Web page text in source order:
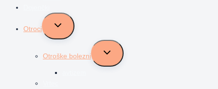
Otroci
Toggle
menu
Otroške bolezni
Toggle
menu